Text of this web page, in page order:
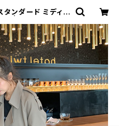
タンダード ミディ丈
品送料無料です♪